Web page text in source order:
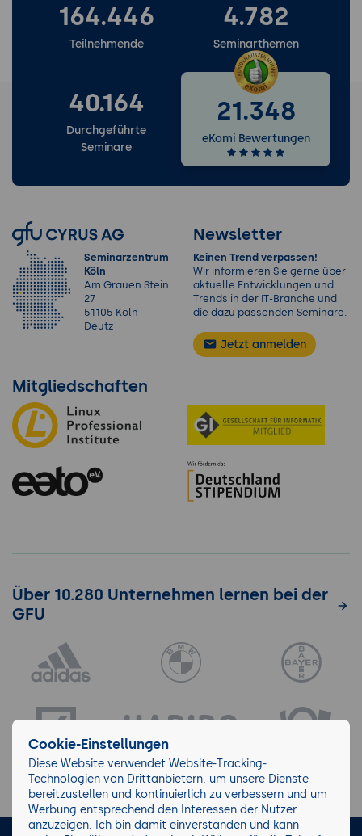
164.446
Teilnehmende
4.782
Seminarthemen
40.164
Durchgeführte
Seminare
21.348
eKomi Bewertungen
Seminarzentrum
Köln
Am Grauen Stein
27
51105 Köln-
Deutz
Newsletter
Keinen Trend verpassen!
Wir informieren Sie gerne über
aktuelle Entwicklungen und
Trends in der IT-Branche und
die dazu passenden Seminare.
Jetzt anmelden
Mitgliedschaften
Über 10.280 Unternehmen lernen bei der
GFU
Cookie-Einstellungen
Diese Website verwendet Website-Tracking-
Technologien von Drittanbietern, um unsere Dienste
bereitzustellen und kontinuierlich zu verbessern und um
Werbung entsprechend den Interessen der Nutzer
anzuzeigen. Ich bin damit einverstanden und kann